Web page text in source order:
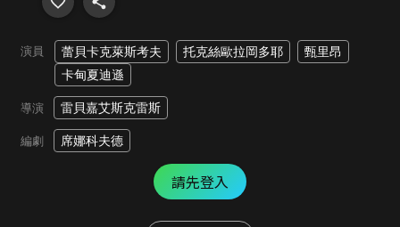
演員 蕾貝卡克萊斯考夫 托克絲歐拉岡多耶
甄里昂
卡甸夏迪遜
導演 雷貝嘉艾斯克雷斯
編劇 席娜科夫德
請先登入